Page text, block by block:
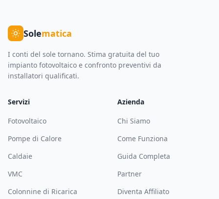
Solematica
I conti del sole tornano. Stima gratuita del tuo
impianto fotovoltaico e confronto preventivi da
installatori qualificati.
Servizi
Fotovoltaico
Pompe di Calore
Caldaie
VMC
Colonnine di Ricarica
Azienda
Chi Siamo
Come Funziona
Guida Completa
Partner
Diventa Affiliato